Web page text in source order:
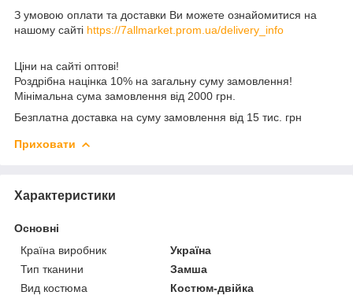
З умовою оплати та доставки Ви можете ознайомитися на
нашому сайті https://7allmarket.prom.ua/delivery_info
Ціни на сайті оптові!
Роздрібна націнка 10% на загальну суму замовлення!
Мінімальна сума замовлення від 2000 грн.
Безплатна доставка на суму замовлення від 15 тис. грн
Приховати
Характеристики
Основні
Країна виробник
Україна
Тип тканини
Замша
Вид костюма
Костюм-двійка